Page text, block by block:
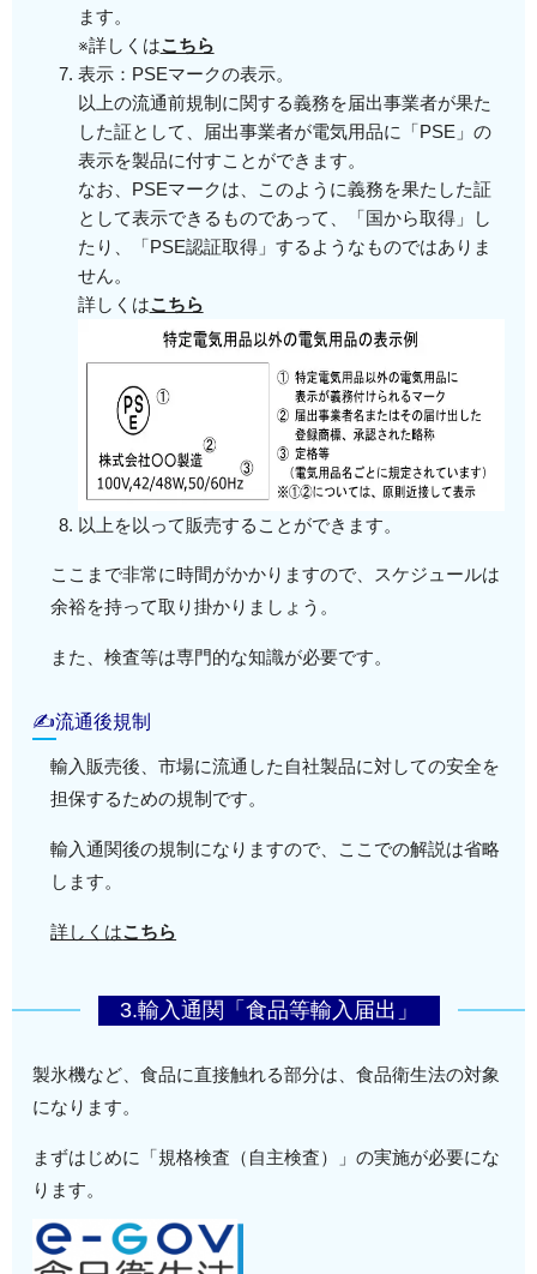
ます。
※詳しくはこちら
表示：PSEマークの表示。
以上の流通前規制に関する義務を届出事業者が果た
した証として、届出事業者が電気用品に「PSE」の
表示を製品に付すことができます。
なお、PSEマークは、このように義務を果たした証
として表示できるものであって、「国から取得」し
たり、「PSE認証取得」するようなものではありま
せん。
詳しくはこちら
以上を以って販売することができます。
ここまで非常に時間がかかりますので、スケジュールは
余裕を持って取り掛かりましょう。
また、検査等は専門的な知識が必要です。
✍流通後規制
輸入販売後、市場に流通した自社製品に対しての安全を
担保するための規制です。
輸入通関後の規制になりますので、ここでの解説は省略
します。
詳しくはこちら
3.輸入通関「食品等輸入届出」
製氷機など、食品に直接触れる部分は、食品衛生法の対象
になります。
まずはじめに「規格検査（自主検査）」の実施が必要にな
ります。